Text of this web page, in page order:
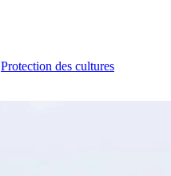
Protection des cultures